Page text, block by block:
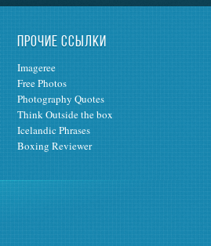
ПРОЧИЕ ССЫЛКИ
Imageree
Free Photos
Photography Quotes
Think Outside the box
Icelandic Phrases
Boxing Reviewer